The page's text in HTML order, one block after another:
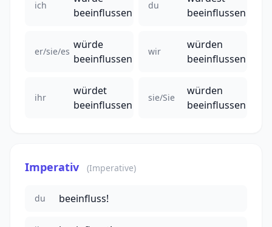
ich
beeinflussen
du
beeinflussen
er/sie/es
würde
beeinflussen
wir
würden
beeinflussen
ihr
würdet
beeinflussen
sie/Sie
würden
beeinflussen
Imperativ (Imperative)
du beeinfluss!